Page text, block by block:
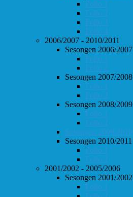
Follo 1
Follo 2
Follo 3
Follo 4
2006/2007 - 2010/2011
Sesongen 2006/2007
Follo 1
Follo 2
Sesongen 2007/2008
Follo 1
Follo 2
Sesongen 2008/2009
Follo 1
Follo 2
Sesongen 2009/2010
Sesongen 2010/2011
Follo 1
Follo 2
2001/2002 - 2005/2006
Sesongen 2001/2002
Follo 1